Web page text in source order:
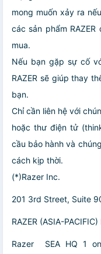
mong muốn xảy ra
các sản phẩm
mua.
Nếu bạn gặp sự cố
RAZER sẽ giúp thay
bạn.
Chỉ cần liên hệ với
hoặc thư điện tử
cầu bảo hành và
cách kịp thời.
(*)Razer Inc.
201 3rd Street, Suite
RAZER (ASIA-PACIFIC)
Razer SEA HQ 1